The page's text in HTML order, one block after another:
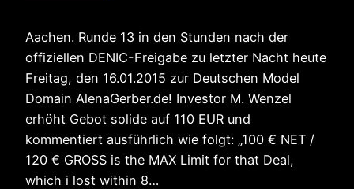
Aachen. Runde 13 in den Stunden nach der
offiziellen DENIC-Freigabe zu letzter Nacht heute
Freitag, den 16.01.2015 zur Deutschen Model
Domain AlenaGerber.de! Investor M. Wenzel
erhöht Gebot solide auf 110 EUR und
kommentiert ausführlich wie folgt: „100 € NET /
120 € GROSS is the MAX Limit for that Deal,
which i lost within 8…